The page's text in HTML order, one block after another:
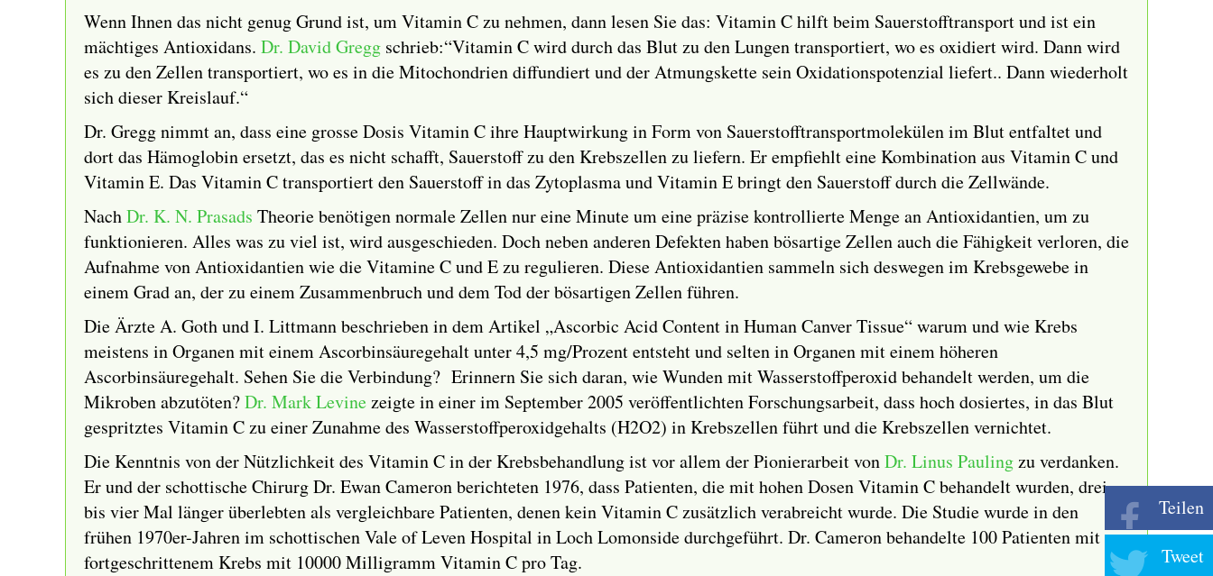
Teilen
Tweet
Wenn Ihnen das nicht genug Grund ist, um Vitamin C zu nehmen, dann lesen Sie das: Vitamin C hilft beim Sauerstofftransport und ist ein
mächtiges Antioxidans. Dr. David Gregg schrieb:“Vitamin C wird durch das Blut zu den Lungen transportiert, wo es oxidiert wird. Dann wird
es zu den Zellen transportiert, wo es in die Mitochondrien diffundiert und der Atmungskette sein Oxidationspotenzial liefert.. Dann wiederholt
sich dieser Kreislauf.“
Dr. Gregg nimmt an, dass eine grosse Dosis Vitamin C ihre Hauptwirkung in Form von Sauerstofftransportmolekülen im Blut entfaltet und
dort das Hämoglobin ersetzt, das es nicht schafft, Sauerstoff zu den Krebszellen zu liefern. Er empfiehlt eine Kombination aus Vitamin C und
Vitamin E. Das Vitamin C transportiert den Sauerstoff in das Zytoplasma und Vitamin E bringt den Sauerstoff durch die Zellwände.
NachDr. K. N. Prasads Theorie benötigen normale Zellen nur eine Minute um eine präzise kontrollierte Menge an Antioxidantien, um zu
funktionieren. Alles was zu viel ist, wird ausgeschieden. Doch neben anderen Defekten haben bösartige Zellen auch die Fähigkeit verloren, die
Aufnahme von Antioxidantien wie die Vitamine C und E zu regulieren. Diese Antioxidantien sammeln sich deswegen im Krebsgewebe in
einem Grad an, der zu einem Zusammenbruch und dem Tod der bösartigen Zellen führen.
Die Ärzte A. Goth und I. Littmann beschrieben in dem Artikel „Ascorbic Acid Content in Human Canver Tissue“ warum und wie Krebs
meistens in Organen mit einem Ascorbinsäuregehalt unter 4,5 mg/Prozent entsteht und selten in Organen mit einem höheren
Ascorbinsäuregehalt. Sehen Sie die Verbindung? Erinnern Sie sich daran, wie Wunden mit Wasserstoffperoxid behandelt werden, um die
Mikroben abzutöten?Dr. Mark Levinezeigte in einer im September 2005 veröffentlichten Forschungsarbeit, dass hoch dosiertes, in das Blut
gespritztes Vitamin C zu einer Zunahme des Wasserstoffperoxidgehalts (H2O2) in Krebszellen führt und die Krebszellen vernichtet.
Die Kenntnis von der Nützlichkeit des Vitamin C in der Krebsbehandlung ist vor allem der Pionierarbeit vonDr. Linus Paulingzu verdanken.
Er und der schottische Chirurg Dr. Ewan Cameron berichteten 1976, dass Patienten, die mit hohen Dosen Vitamin C behandelt wurden, drei
bis vier Mal länger überlebten als vergleichbare Patienten, denen kein Vitamin C zusätzlich verabreicht wurde. Die Studie wurde in den
frühen 1970er-Jahren im schottischen Vale of Leven Hospital in Loch Lomonside durchgeführt. Dr. Cameron behandelte 100 Patienten mit
fortgeschrittenem Krebs mit 10000 Milligramm Vitamin C pro Tag.